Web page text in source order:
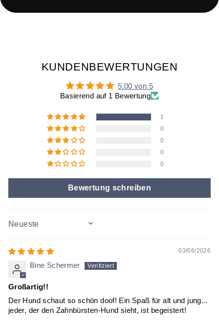
KUNDENBEWERTUNGEN
5.00 von 5
Basierend auf 1 Bewertung
1
0
0
0
0
Bewertung schreiben
SORT BY
03/06/2026
Bine Schermer
Großartig!!
Der Hund schaut so schön doof! Ein Spaß für alt und jung...
jeder, der den Zahnbürsten-Hund sieht, ist begeistert!